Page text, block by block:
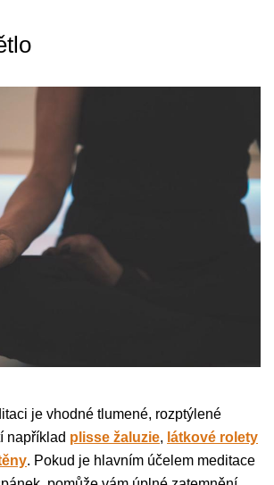
je vhodné tlumené, rozptýlené
například plisse žaluzie, látkové rolety
. Pokud je hlavním účelem meditace